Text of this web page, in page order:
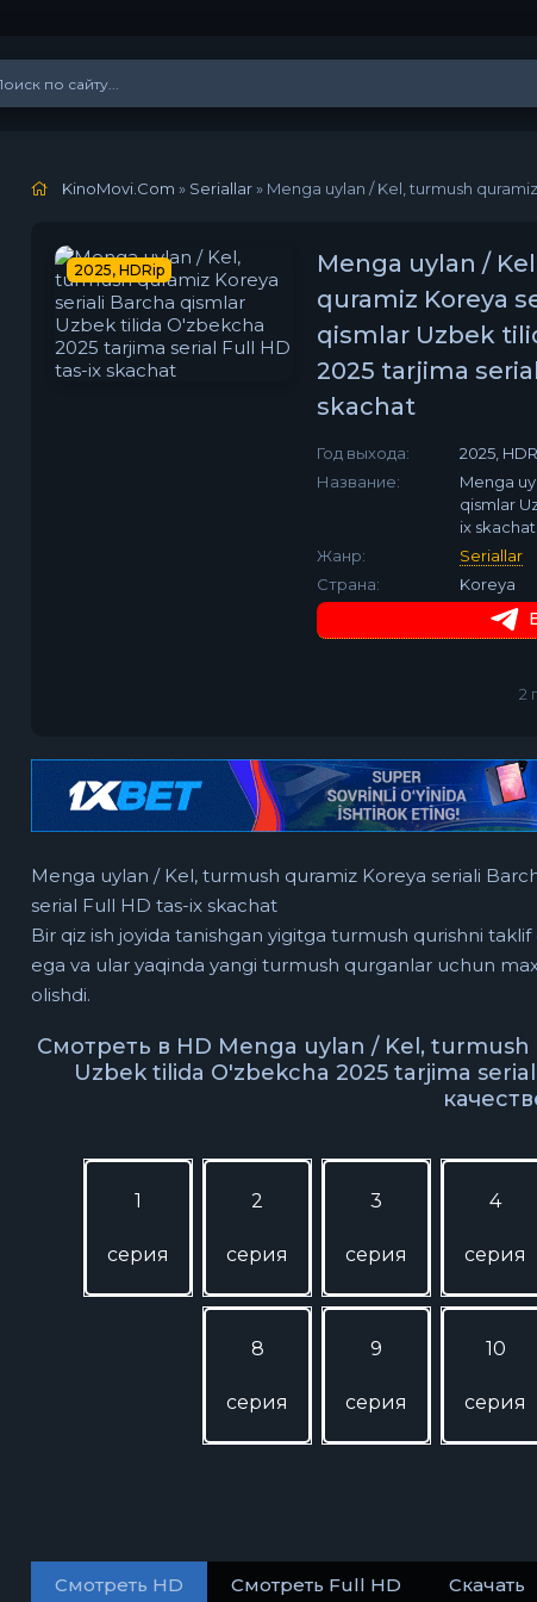
KinoMovi.Com » Seriallar» Menga uylan / Kel, turmush quramiz Koreya
2025, HDRip
Menga uylan /
quramiz Koreya
qismlar Uzbek
2025 tarjima
skachat
Год выхода:
2025,
Название:
Menga
qismlar
ix skachat
Жанр:
Seriallar
Страна:
Koreya
2
Menga uylan / Kel, turmush quramiz Koreya seriali
serial Full HD tas-ix skachat
Bir qiz ish joyida tanishgan yigitga turmush qurishni
ega va ular yaqinda yangi turmush qurganlar uchun
olishdi.
Смотреть в HD Menga uylan / Kel,
Uzbek tilida O'zbekcha 2025 tarjima
1
серия
2
серия
3
серия
4
серия
8
серия
9
серия
10
серия
Смотреть HD Смотреть Full HD Скачать